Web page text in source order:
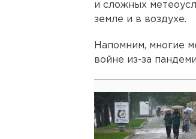
и сложных
земле и в воздухе.
Напомним, многие
войне из-за